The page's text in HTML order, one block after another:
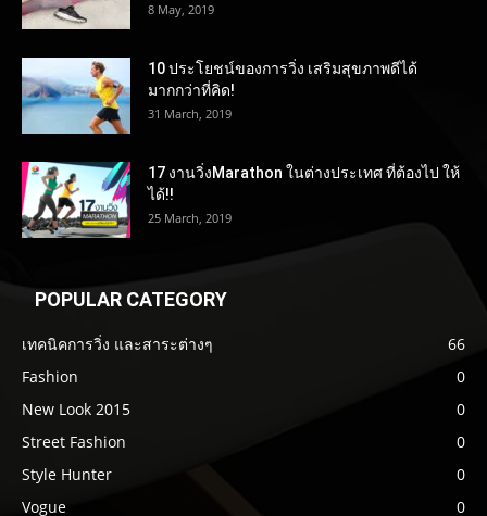
8 May, 2019
10 ประโยชน์ของการวิ่ง เสริมสุขภาพดีได้
มากกว่าที่คิด!
31 March, 2019
17 งานวิ่งMarathon ในต่างประเทศ ที่ต้องไป ให้
ได้!!
25 March, 2019
POPULAR CATEGORY
เทคนิคการวิ่ง และสาระต่างๆ
66
Fashion
0
New Look 2015
0
Street Fashion
0
Style Hunter
0
Vogue
0